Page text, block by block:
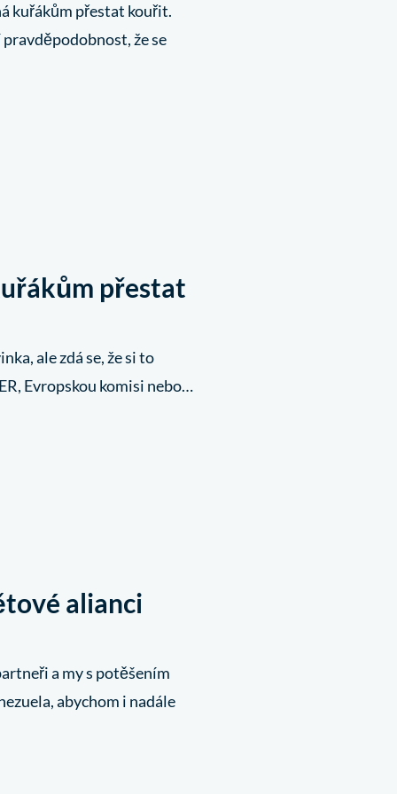
kuřákům přestat kouřit.
že se
přestat
ale zdá se, že si to
Evropskou komisi nebo…
alianci
a my s potěšením
abychom i nadále